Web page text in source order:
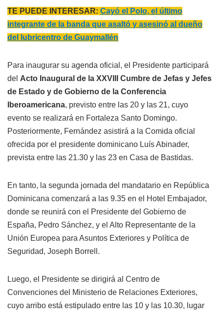
TE PUEDE INTERESAR: Cayó el Polo, el último
integrante de la banda que asaltó y asesinó al dueño
del lubricentro de Guaymallén
Para inaugurar su agenda oficial, el Presidente participará
del Acto Inaugural de la XXVIII Cumbre de Jefas y Jefes
de Estado y de Gobierno de la Conferencia
Iberoamericana, previsto entre las 20 y las 21, cuyo
evento se realizará en Fortaleza Santo Domingo.
Posteriormente, Fernández asistirá a la Comida oficial
ofrecida por el presidente dominicano Luís Abinader,
prevista entre las 21.30 y las 23 en Casa de Bastidas.
En tanto, la segunda jornada del mandatario en República
Dominicana comenzará a las 9.35 en el Hotel Embajador,
donde se reunirá con el Presidente del Gobierno de
España, Pedro Sánchez, y el Alto Representante de la
Unión Europea para Asuntos Exteriores y Política de
Seguridad, Joseph Borrell.
Luego, el Presidente se dirigirá al Centro de
Convenciones del Ministerio de Relaciones Exteriores,
cuyo arribo está estipulado entre las 10 y las 10.30, lugar